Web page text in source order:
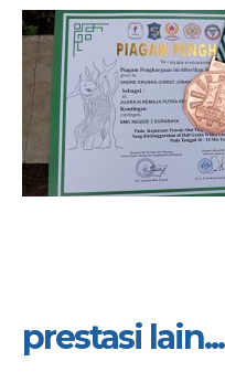
prestasi lain...